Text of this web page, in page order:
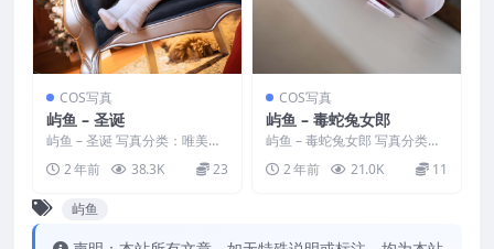
COS写真
屿鱼 – 圣诞
屿鱼 – 圣诞 写真分类：唯美，
参与模特：屿鱼 [资源大小]：
[16P／45MB...
2 年前 38.3K 23
COS写真
屿鱼 – 毒蛇兔女郎
屿鱼 – 毒蛇兔女郎 写真分类：
唯美，参与模特：屿鱼 [资源大
小]：[66P／2...
2 年前 21.0K 11
屿鱼